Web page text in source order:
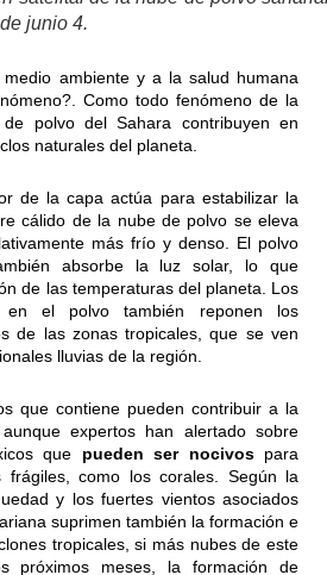
junio 4.
ambiente y a la salud humana
Como todo fenómeno de la
polvo del Sahara contribuyen en
naturales del planeta.
de la capa actúa para estabilizar la
cálido de la nube de polvo se eleva
más frío y denso. El polvo
absorbe la luz solar, lo que
de las temperaturas del planeta. Los
en el polvo también reponen los
de las zonas tropicales, que se ven
lluvias de la región.
que contiene pueden contribuir a la
expertos han alertado sobre
que pueden ser nocivospara
como los corales. Según la
y los fuertes vientos asociados
suprimen también la formación e
tropicales, si más nubes de este
próximos meses, la formación de